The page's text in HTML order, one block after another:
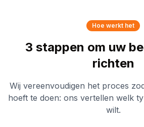
Hoe werkt het
3 stappen om uw
richten
Wij vereenvoudigen het proces
hoeft te doen: ons vertellen welk
wilt.